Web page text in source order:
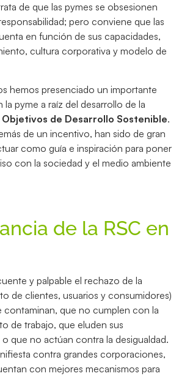
de que las pymes se obsesionen
pero conviene que las
en función de sus capacidades,
cultura corporativa y modelo de
hemos presenciado un importante
la pyme a raíz del desarrollo de la
Objetivos de Desarrollo Sostenible.
de un incentivo, han sido de gran
como guía e inspiración para poner
con la sociedad y el medio ambiente
de la RSC en
y palpable el rechazo de la
de clientes, usuarios y consumidores)
contaminan, que no cumplen con la
de trabajo, que eluden sus
que no actúan contra la desigualdad.
contra grandes corporaciones,
con mejores mecanismos para